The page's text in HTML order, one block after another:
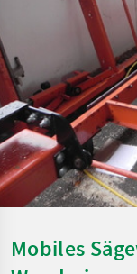
Mobiles